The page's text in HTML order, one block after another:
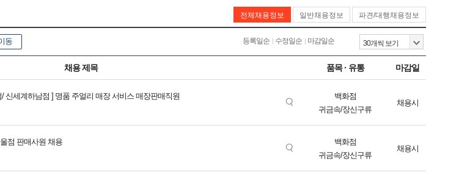
전체채용정보 일반채용정보 파견/대행채용정보
동 등록일순 수정일순 마감일순
채용 제목 품목 · 유통 마감일
신세계하남점 ] 명품 주얼리 매장 서비스 매장판매직원
백화점
귀금속/장신구류
채용시
점 판매사원 채용
백화점
귀금속/장신구류
채용시